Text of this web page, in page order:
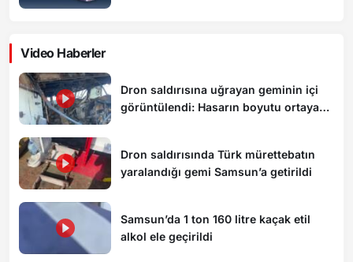
Video Haberler
Dron saldırısına uğrayan geminin içi
görüntülendi: Hasarın boyutu ortaya
Dron saldırısında Türk mürettebatın
yaralandığı gemi Samsun’a getirildi
Samsun’da 1 ton 160 litre kaçak etil
alkol ele geçirildi